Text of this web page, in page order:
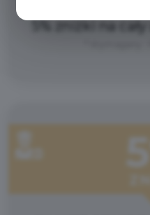
5% zniżki na